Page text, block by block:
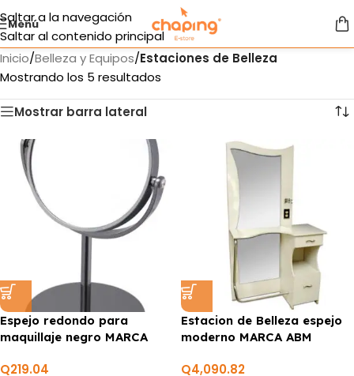
Saltar a la navegación
Saltar al contenido principal
Menú
Inicio/Belleza y Equipos/Estaciones de Belleza
Mostrando los 5 resultados
Mostrar barra lateral
Espejo redondo para
maquillaje negro MARCA
Q219.04
Estacion de Belleza espejo
moderno MARCA ABM
Q4,090.82